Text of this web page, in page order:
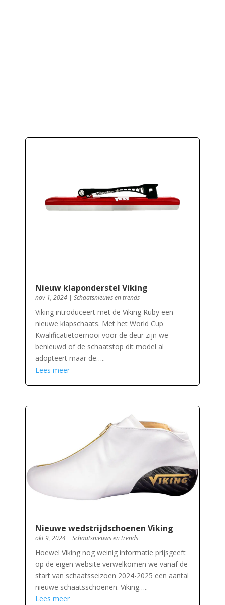
Nieuw klaponderstel Viking
nov 1, 2024| Schaatsnieuws en trends
Viking introduceert met de Viking Ruby een
nieuwe klapschaats. Met het World Cup
Kwalificatietoernooi voor de deur zijn we
benieuwd of de schaatstop dit model al
adopteert maar de…..
Lees meer
Nieuwe wedstrijdschoenen Viking
okt 9, 2024| Schaatsnieuws en trends
Hoewel Viking nog weinig informatie prijsgeeft
op de eigen website verwelkomen we vanaf de
start van schaatsseizoen 2024-2025 een aantal
nieuwe schaatsschoenen. Viking…..
Lees meer